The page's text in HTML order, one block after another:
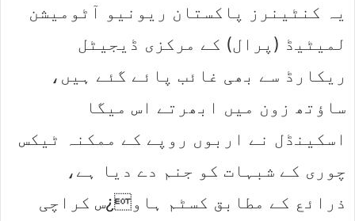
یہ کنٹینرز پاکستان ریونیو آٹومیشن
لمیٹیڈ (پرال) کے مرکزی ڈیجیٹل
ریکارڈ سے بھی غائب پائے گئے ہیں،
ساﺅتھ زون میں ابھرتے اس میگا
اسکینڈل نے اربوں روپے کے ممکنہ ٹیکس
چوری کے شبہات کو جنم دے دیا ہے،
ذرائع کے مطابق کسٹم ہاو¿س کراچی